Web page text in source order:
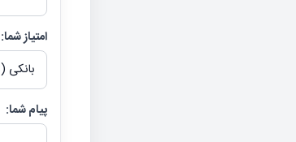
امتیاز شما:
پیام شما: